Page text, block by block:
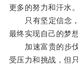
更多的努力和汗水。
只有坚定信念，
最终实现自己的梦想
加速富贵的步伐
受压力和挑战，但